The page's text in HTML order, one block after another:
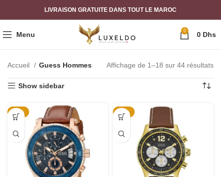
LIVRAISON GRATUITE DANS TOUT LE MAROC
Menu 0 0 Dhs
Accueil Guess Hommes Affichage de 1–18 sur 44 résultats
Show sidebar
-56% -64%